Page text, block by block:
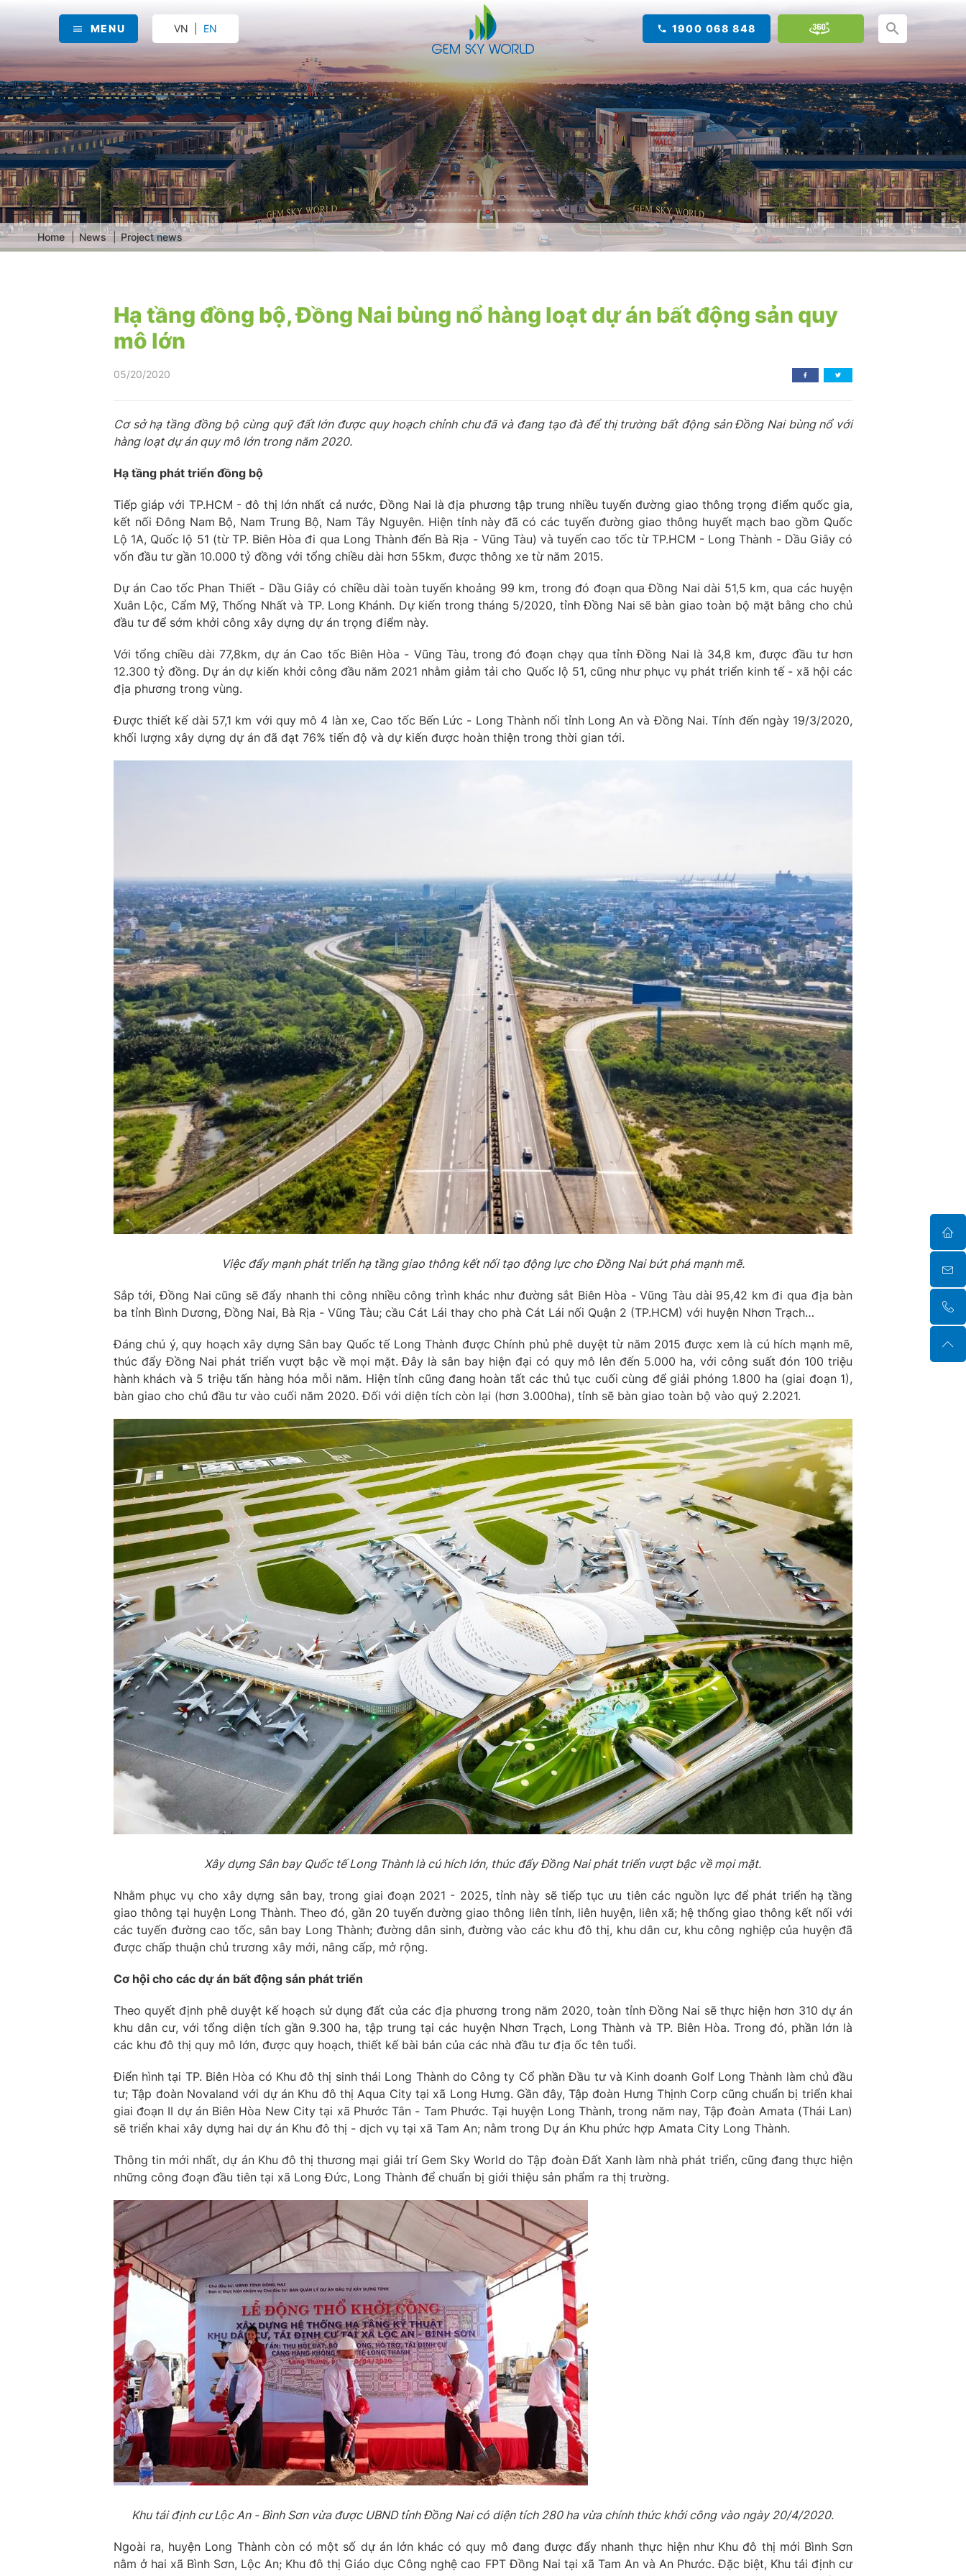
MENU VN EN 1900 068 848
Home News Project news
Hạ tầng đồng bộ, Đồng Nai bùng nổ hàng loạt dự án bất động sản quy
mô lớn
05/20/2020
Cơ sở hạ tầng đồng bộ cùng quỹ đất lớn được quy hoạch chỉnh chu đã và đang tạo đà để thị trường bất động sản Đồng Nai bùng nổ với
hàng loạt dự án quy mô lớn trong năm 2020.
Hạ tầng phát triển đồng bộ
Tiếp giáp với TP.HCM - đô thị lớn nhất cả nước, Đồng Nai là địa phương tập trung nhiều tuyến đường giao thông trọng điểm quốc gia,
kết nối Đông Nam Bộ, Nam Trung Bộ, Nam Tây Nguyên. Hiện tỉnh này đã có các tuyến đường giao thông huyết mạch bao gồm Quốc
Lộ 1A, Quốc lộ 51 (từ TP. Biên Hòa đi qua Long Thành đến Bà Rịa - Vũng Tàu) và tuyến cao tốc từ TP.HCM - Long Thành - Dầu Giây có
vốn đầu tư gần 10.000 tỷ đồng với tổng chiều dài hơn 55km, được thông xe từ năm 2015.
Dự án Cao tốc Phan Thiết - Dầu Giây có chiều dài toàn tuyến khoảng 99 km, trong đó đoạn qua Đồng Nai dài 51,5 km, qua các huyện
Xuân Lộc, Cẩm Mỹ, Thống Nhất và TP. Long Khánh. Dự kiến trong tháng 5/2020, tỉnh Đồng Nai sẽ bàn giao toàn bộ mặt bằng cho chủ
đầu tư để sớm khởi công xây dựng dự án trọng điểm này.
Với tổng chiều dài 77,8km, dự án Cao tốc Biên Hòa - Vũng Tàu, trong đó đoạn chạy qua tỉnh Đồng Nai là 34,8 km, được đầu tư hơn
12.300 tỷ đồng. Dự án dự kiến khởi công đầu năm 2021 nhằm giảm tải cho Quốc lộ 51, cũng như phục vụ phát triển kinh tế - xã hội các
địa phương trong vùng.
Được thiết kế dài 57,1 km với quy mô 4 làn xe, Cao tốc Bến Lức - Long Thành nối tỉnh Long An và Đồng Nai. Tính đến ngày 19/3/2020,
khối lượng xây dựng dự án đã đạt 76% tiến độ và dự kiến được hoàn thiện trong thời gian tới.
Việc đẩy mạnh phát triển hạ tầng giao thông kết nối tạo động lực cho Đồng Nai bứt phá mạnh mẽ.
Sắp tới, Đồng Nai cũng sẽ đẩy nhanh thi công nhiều công trình khác như đường sắt Biên Hòa - Vũng Tàu dài 95,42 km đi qua địa bàn
ba tỉnh Bình Dương, Đồng Nai, Bà Rịa - Vũng Tàu; cầu Cát Lái thay cho phà Cát Lái nối Quận 2 (TP.HCM) với huyện Nhơn Trạch…
Đáng chú ý, quy hoạch xây dựng Sân bay Quốc tế Long Thành được Chính phủ phê duyệt từ năm 2015 được xem là cú hích mạnh mẽ,
thúc đẩy Đồng Nai phát triển vượt bậc về mọi mặt. Đây là sân bay hiện đại có quy mô lên đến 5.000 ha, với công suất đón 100 triệu
hành khách và 5 triệu tấn hàng hóa mỗi năm. Hiện tỉnh cũng đang hoàn tất các thủ tục cuối cùng để giải phóng 1.800 ha (giai đoạn 1),
bàn giao cho chủ đầu tư vào cuối năm 2020. Đối với diện tích còn lại (hơn 3.000ha), tỉnh sẽ bàn giao toàn bộ vào quý 2.2021.
Xây dựng Sân bay Quốc tế Long Thành là cú hích lớn, thúc đẩy Đồng Nai phát triển vượt bậc về mọi mặt.
Nhằm phục vụ cho xây dựng sân bay, trong giai đoạn 2021 - 2025, tỉnh này sẽ tiếp tục ưu tiên các nguồn lực để phát triển hạ tầng
giao thông tại huyện Long Thành. Theo đó, gần 20 tuyến đường giao thông liên tỉnh, liên huyện, liên xã; hệ thống giao thông kết nối với
các tuyến đường cao tốc, sân bay Long Thành; đường dân sinh, đường vào các khu đô thị, khu dân cư, khu công nghiệp của huyện đã
được chấp thuận chủ trương xây mới, nâng cấp, mở rộng.
Cơ hội cho các dự án bất động sản phát triển
Theo quyết định phê duyệt kế hoạch sử dụng đất của các địa phương trong năm 2020, toàn tỉnh Đồng Nai sẽ thực hiện hơn 310 dự án
khu dân cư, với tổng diện tích gần 9.300 ha, tập trung tại các huyện Nhơn Trạch, Long Thành và TP. Biên Hòa. Trong đó, phần lớn là
các khu đô thị quy mô lớn, được quy hoạch, thiết kế bài bản của các nhà đầu tư địa ốc tên tuổi.
Điển hình tại TP. Biên Hòa có Khu đô thị sinh thái Long Thành do Công ty Cổ phần Đầu tư và Kinh doanh Golf Long Thành làm chủ đầu
tư; Tập đoàn Novaland với dự án Khu đô thị Aqua City tại xã Long Hưng. Gần đây, Tập đoàn Hưng Thịnh Corp cũng chuẩn bị triển khai
giai đoạn II dự án Biên Hòa New City tại xã Phước Tân - Tam Phước. Tại huyện Long Thành, trong năm nay, Tập đoàn Amata (Thái Lan)
sẽ triển khai xây dựng hai dự án Khu đô thị - dịch vụ tại xã Tam An; nằm trong Dự án Khu phức hợp Amata City Long Thành.
Thông tin mới nhất, dự án Khu đô thị thương mại giải trí Gem Sky World do Tập đoàn Đất Xanh làm nhà phát triển, cũng đang thực hiện
những công đoạn đầu tiên tại xã Long Đức, Long Thành để chuẩn bị giới thiệu sản phẩm ra thị trường.
Khu tái định cư Lộc An - Bình Sơn vừa được UBND tỉnh Đồng Nai có diện tích 280 ha vừa chính thức khởi công vào ngày 20/4/2020.
Ngoài ra, huyện Long Thành còn có một số dự án lớn khác có quy mô đang được đẩy nhanh thực hiện như Khu đô thị mới Bình Sơn
nằm ở hai xã Bình Sơn, Lộc An; Khu đô thị Giáo dục Công nghệ cao FPT Đồng Nai tại xã Tam An và An Phước. Đặc biệt, Khu tái định cư